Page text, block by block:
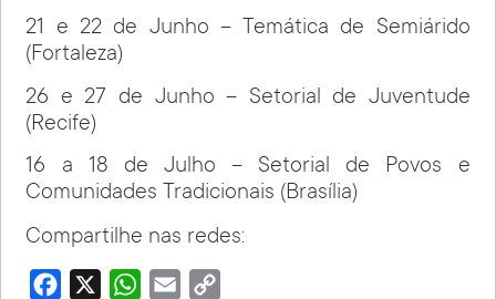
21 e 22 de Junho – Temática de Semiárido
(Fortaleza)
26 e 27 de Junho – Setorial de Juventude
(Recife)
16 a 18 de Julho – Setorial de Povos e
Comunidades Tradicionais (Brasília)
Compartilhe nas redes:
Facebook WhatsApp
Email